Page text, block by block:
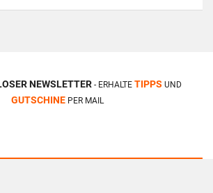
NEWSLETTER- ERHALTE TIPPS UND
GUTSCHINEPER MAIL